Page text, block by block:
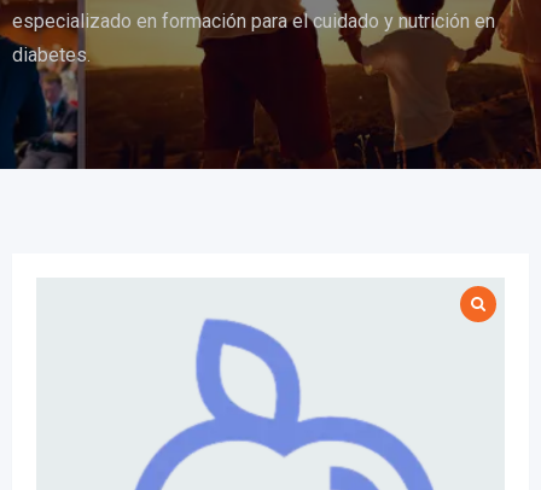
especializado en formación para el cuidado y nutrición en
diabetes.